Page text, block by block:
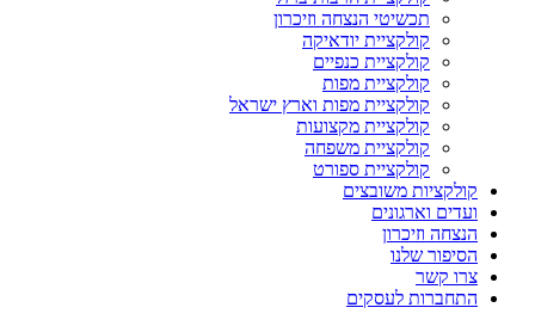
תכשיטי הנצחה וזיכרון
קולקציית יודאיקה
קולקציית כנפיים
קולקציית מפות
קולקציית מפות וארץ ישראל
קולקציית מקצועות
קולקציית משפחה
קולקציית ספורט
קולקציות משובצים
ועדים וארגונים
הנצחה וזיכרון
הסיפור שלנו
צרו קשר
התחברות לעסקים